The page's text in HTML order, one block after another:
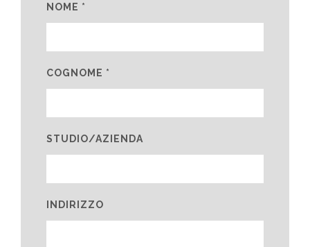
NOME *
COGNOME *
STUDIO/AZIENDA
INDIRIZZO